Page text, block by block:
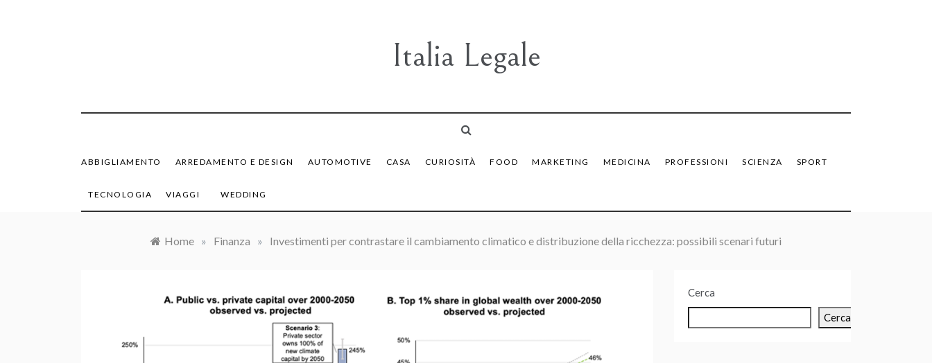
Italia Legale
ABBIGLIAMENTO ARREDAMENTO E DESIGN AUTOMOTIVE CASA CURIOSITÀ FOOD MARKETING MEDICINA PROFESSIONI SCIENZA SPORT
TECNOLOGIA VIAGGI WEDDING
Home » Finanza » Investimenti per contrastare il cambiamento climatico e distribuzione della ricchezza: possibili scenari futuri
Cerca
Cerca